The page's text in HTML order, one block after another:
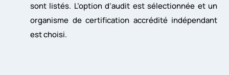
sont listés. L’option d’audit est sélectionnée et un
organisme de certification accrédité indépendant
est choisi.